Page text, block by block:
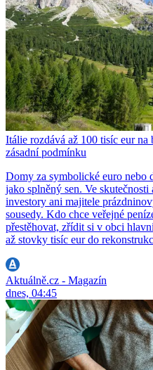
Itálie rozdává až 100 tisíc eur
zásadní podmínku
Domy za symbolické euro nebo
jako splněný sen. Ve
investory ani majitele
sousedy. Kdo chce veřejné
přestěhovat, zřídit si v obci
až stovky tisíc eur do
Aktuálně.cz - Magazín
dnes, 04:45